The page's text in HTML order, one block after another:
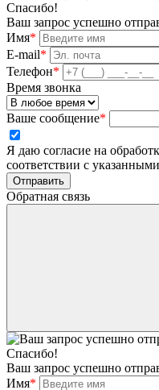
Спасибо!
Ваш запрос успешно
Имя*
E-mail*
Телефон*
Время звонка
Ваше сообщение*
Я даю согласие на
соответствии с указанными
Отправить
Обратная связь
Спасибо!
Ваш запрос успешно
Имя*